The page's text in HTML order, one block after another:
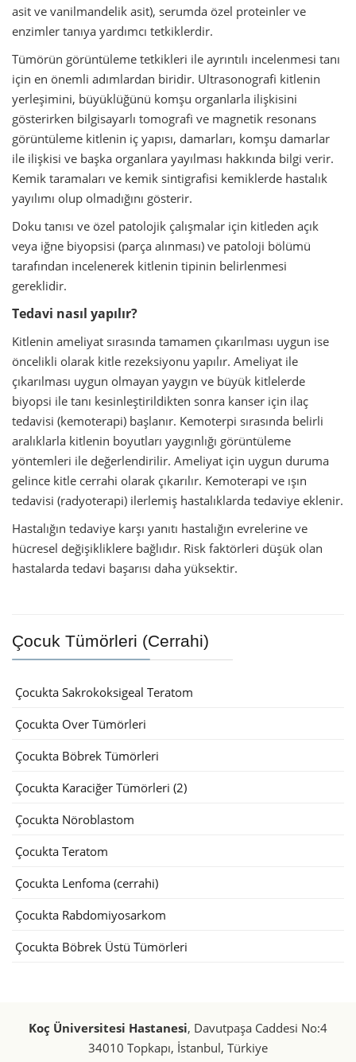
asit ve vanilmandelik asit), serumda özel proteinler ve
enzimler tanıya yardımcı tetkiklerdir.
Tümörün görüntüleme tetkikleri ile ayrıntılı incelenmesi tanı
için en önemli adımlardan biridir. Ultrasonografi kitlenin
yerleşimini, büyüklüğünü komşu organlarla ilişkisini
gösterirken bilgisayarlı tomografi ve magnetik resonans
görüntüleme kitlenin iç yapısı, damarları, komşu damarlar
ile ilişkisi ve başka organlara yayılması hakkında bilgi verir.
Kemik taramaları ve kemik sintigrafisi kemiklerde hastalık
yayılımı olup olmadığını gösterir.
Doku tanısı ve özel patolojik çalışmalar için kitleden açık
veya iğne biyopsisi (parça alınması) ve patoloji bölümü
tarafından incelenerek kitlenin tipinin belirlenmesi
gereklidir.
Tedavi nasıl yapılır?
Kitlenin ameliyat sırasında tamamen çıkarılması uygun ise
öncelikli olarak kitle rezeksiyonu yapılır. Ameliyat ile
çıkarılması uygun olmayan yaygın ve büyük kitlelerde
biyopsi ile tanı kesinleştirildikten sonra kanser için ilaç
tedavisi (kemoterapi) başlanır. Kemoterpi sırasında belirli
aralıklarla kitlenin boyutları yaygınlığı görüntüleme
yöntemleri ile değerlendirilir. Ameliyat için uygun duruma
gelince kitle cerrahi olarak çıkarılır. Kemoterapi ve ışın
tedavisi (radyoterapi) ilerlemiş hastalıklarda tedaviye eklenir.
Hastalığın tedaviye karşı yanıtı hastalığın evrelerine ve
hücresel değişikliklere bağlıdır. Risk faktörleri düşük olan
hastalarda tedavi başarısı daha yüksektir.
Çocuk Tümörleri (Cerrahi)
Çocukta Sakrokoksigeal Teratom
Çocukta Over Tümörleri
Çocukta Böbrek Tümörleri
Çocukta Karaciğer Tümörleri (2)
Çocukta Nöroblastom
Çocukta Teratom
Çocukta Lenfoma (cerrahi)
Çocukta Rabdomiyosarkom
Çocukta Böbrek Üstü Tümörleri
Koç Üniversitesi Hastanesi, Davutpaşa Caddesi No:4
34010 Topkapı, İstanbul, Türkiye